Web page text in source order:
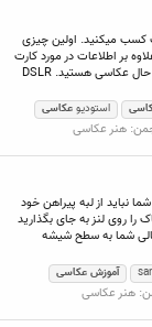
کسب میکنید. اولین چیزی
بر اطلاعات در مورد کارت
حافظه دوربین - نحوه اندازه گیری نور در موضوعی است که در حال عکاسی هستید. DSLR
استودیو عکاسی
هنر عکاسی
نباید از لبه پیراهن خود
را روی لنز به جای بگذارید
شما به سطح شیشه
آموزش عکاسی
هنر عکاسی